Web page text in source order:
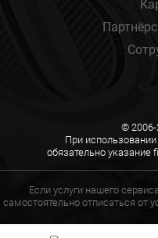
© 2006-
При
обязательно указание
Если услуги нашего
самостоятельно отписаться от